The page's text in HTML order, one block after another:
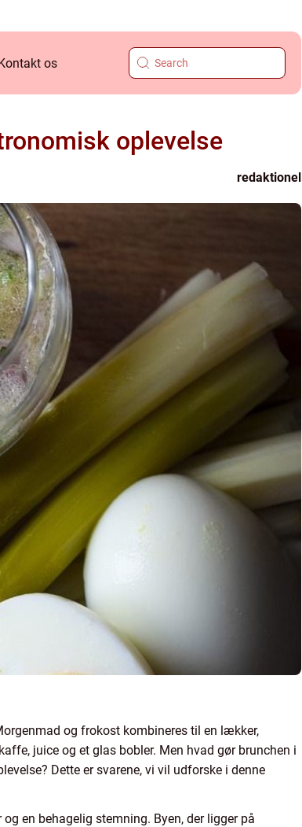
os
oplevelse
redaktionel
og frokost kombineres til en lækker,
juice og et glas bobler. Men hvad gør brunchen i
Dette er svarene, vi vil udforske i denne
en behagelig stemning. Byen, der ligger på